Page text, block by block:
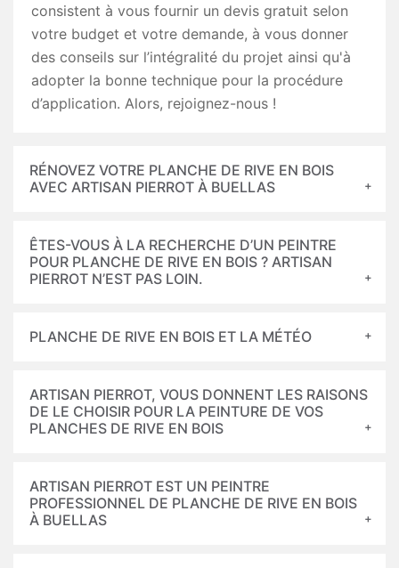
consistent à vous fournir un devis gratuit selon
votre budget et votre demande, à vous donner
des conseils sur l’intégralité du projet ainsi qu'à
adopter la bonne technique pour la procédure
d’application. Alors, rejoignez-nous !
RÉNOVEZ VOTRE PLANCHE DE RIVE EN BOIS
AVEC ARTISAN PIERROT À BUELLAS
ÊTES-VOUS À LA RECHERCHE D’UN PEINTRE
POUR PLANCHE DE RIVE EN BOIS ? ARTISAN
PIERROT N’EST PAS LOIN.
PLANCHE DE RIVE EN BOIS ET LA MÉTÉO
ARTISAN PIERROT, VOUS DONNENT LES RAISONS
DE LE CHOISIR POUR LA PEINTURE DE VOS
PLANCHES DE RIVE EN BOIS
ARTISAN PIERROT EST UN PEINTRE
PROFESSIONNEL DE PLANCHE DE RIVE EN BOIS
À BUELLAS